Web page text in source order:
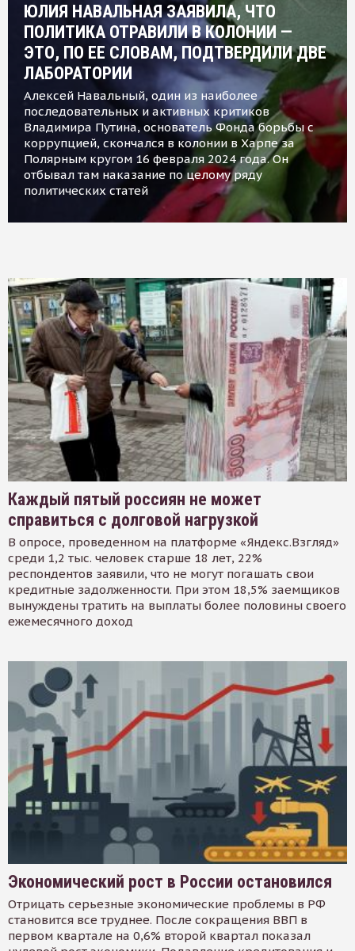
ЮЛИЯ НАВАЛЬНАЯ ЗАЯВИЛА, ЧТО
ПОЛИТИКА ОТРАВИЛИ В КОЛОНИИ —
ЭТО, ПО ЕЕ СЛОВАМ, ПОДТВЕРДИЛИ ДВЕ
ЛАБОРАТОРИИ
Алексей Навальный, один из наиболее
последовательных и активных критиков
Владимира Путина, основатель Фонда борьбы с
коррупцией, скончался в колонии в Харпе за
Полярным кругом 16 февраля 2024 года. Он
отбывал там наказание по целому ряду
политических статей
Каждый пятый россиян не может
справиться с долговой нагрузкой
В опросе, проведенном на платформе «Яндекс.Взгляд»
среди 1,2 тыс. человек старше 18 лет, 22%
респондентов заявили, что не могут погашать свои
кредитные задолженности. При этом 18,5% заемщиков
вынуждены тратить на выплаты более половины своего
ежемесячного доход
Экономический рост в России остановился
Отрицать серьезные экономические проблемы в РФ
становится все труднее. После сокращения ВВП в
первом квартале на 0,6% второй квартал показал